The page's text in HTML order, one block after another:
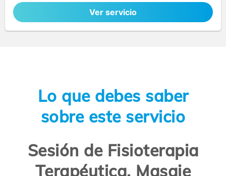
Ver servicio
Lo que debes saber
sobre este servicio
Sesión de Fisioterapia
Terapéutica. Masaje